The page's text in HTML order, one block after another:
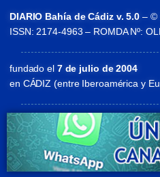
DIARIO Bahía de Cádiz v. 5.0 – ©
ISSN: 2174-4963 – ROMDA Nº:
fundado el7 de julio de 2004
en CÁDIZ (entre Iberoamérica y